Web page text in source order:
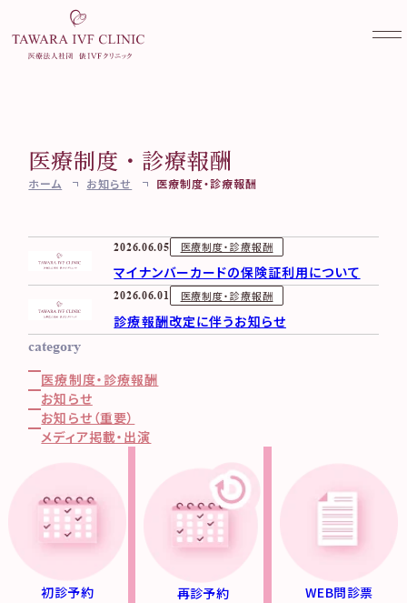
当院について
ご挨拶・診療方針
医師・スタッフ紹介
当院で受けられる診療一覧
実績紹介
医療設備と培養成績向上に
むけて
よくある質問
アクセス
不妊治療を始める前に
不妊外来のご案内
不妊検査
不妊治療
料金のご案内
妊活・不妊治療相談
専門外来のご案内
凍結更新・移送
妊活検診
妊活検診（ブライダルチェッ
女性外来
女性外来のご案内
ワクチン接種
卵子凍結（社会的適応）
コラム
TAWARA Library
その他
お知らせ一覧
研究・取り組み情報公開
卒業された方へ
採用情報
コンプライアンスとモラル
ペイシェントハラスメント対
サイトマップ
Web予約
初診予約
Instagram
©2026 Tawara-ivf clinic.
医療制度・診療報酬
ホーム お知らせ 医療制度・診療報酬
category
医療制度・診療報酬
お知らせ
お知らせ（重要）
メディア掲載・出演
2026.06.05 医療制度・診療報酬
マイナンバーカードの保険証利用について
2026.06.01 医療制度・診療報酬
診療報酬改定に伴うお知らせ
初診予約 再診予約 WEB問診票